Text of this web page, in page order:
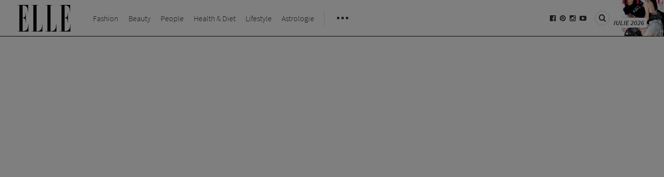
Fashion Beauty People Health & Diet Lifestyle Astrologie IULIE 2026